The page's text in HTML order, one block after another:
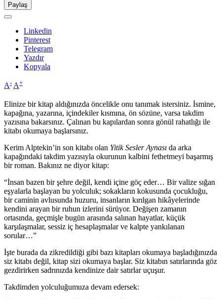
Paylaş
Linkedin
Pinterest
Telegram
Yazdır
Kopyala
A- A+
Elinize bir kitap aldığınızda öncelikle onu tanımak istersiniz. İsmine,
kapağına, yazarına, içindekiler kısmına, ön sözüne, varsa takdim
yazısına bakarsınız. Çalınan bu kapılardan sonra gönül rahatlığı ile
kitabı okumaya başlarsınız.
Kerim Alptekin’in son kitabı olan Yitik Sesler Aynası da arka
kapağındaki takdim yazısıyla okurunun kalbini fethetmeyi başarmış
bir roman. Bakınız ne diyor kitap:
“İnsan bazen bir şehre değil, kendi içine göç eder… Bir valize sığan
eşyalarla başlayan bu yolculuk; sokakların kokusunda çocukluğu,
bir caminin avlusunda huzuru, insanların kırılgan hikâyelerinde
kendini arayan bir ruhun izlerini sürüyor. Değişen zamanın
ortasında, geçmişle bugün arasında salınan hayatlar, küçük
karşılaşmalar, sessiz iç hesaplaşmalar ve kalpte yankılanan
sorular…”
İşte burada da zikredildiği gibi bazı kitapları okumaya başladığınızda
siz kitabı değil, kitap sizi okumaya başlar. Siz kitabın satırlarında göz
gezdirirken sadrınızda kendinize dair satırlar uçuşur.
Takdimden yolculuğumuza devam edersek: